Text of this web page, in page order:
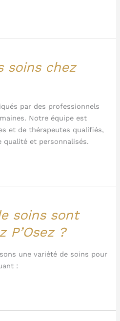
soins chez
par des professionnels
Notre équipe est
et de thérapeutes qualifiés,
qualité et personnalisés.
soins sont
P’Osez ?
une variété de soins pour
: